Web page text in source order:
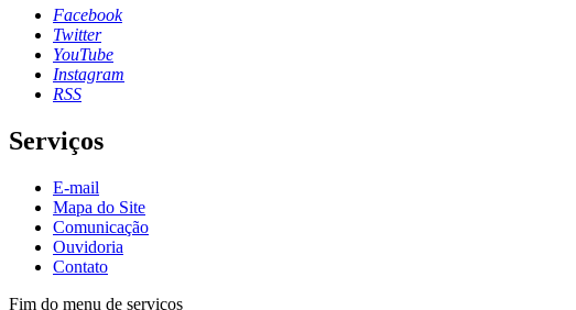
Facebook
Twitter
YouTube
Instagram
RSS
Serviços
E-mail
Mapa do Site
Comunicação
Ouvidoria
Contato
Fim do menu de serviços